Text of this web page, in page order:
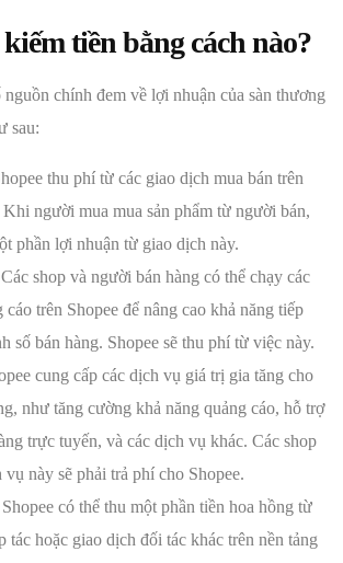
kiếm tiền bằng cách nào?
chính đem về lợi nhuận của sàn thương
sau:
thu phí từ các giao dịch mua bán trên
Khi người mua mua sản phẩm từ người bán,
phần lợi nhuận từ giao dịch này.
Các shop và người bán hàng có thể chạy các
trên Shopee để nâng cao khả năng tiếp
số bán hàng. Shopee sẽ thu phí từ việc này.
cung cấp các dịch vụ giá trị gia tăng cho
như tăng cường khả năng quảng cáo, hỗ trợ
trực tuyến, và các dịch vụ khác. Các shop
này sẽ phải trả phí cho Shopee.
Shopee có thể thu một phần tiền hoa hồng từ
tác hoặc giao dịch đối tác khác trên nền tảng